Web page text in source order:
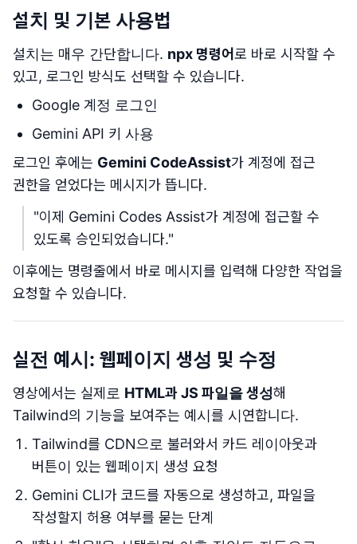
설치 및 기본 사용법
설치는 매우 간단합니다. npx 명령어로 바로 시작할 수
있고, 로그인 방식도 선택할 수 있습니다.
Google 계정 로그인
Gemini API 키 사용
로그인 후에는 Gemini CodeAssist가 계정에 접근
권한을 얻었다는 메시지가 뜹니다.
"이제 Gemini Codes Assist가 계정에 접근할 수
있도록 승인되었습니다."
이후에는 명령줄에서 바로 메시지를 입력해 다양한 작업을
요청할 수 있습니다.
실전 예시: 웹페이지 생성 및 수정
영상에서는 실제로 HTML과 JS 파일을 생성해
Tailwind의 기능을 보여주는 예시를 시연합니다.
Tailwind를 CDN으로 불러와서 카드 레이아웃과
버튼이 있는 웹페이지 생성 요청
Gemini CLI가 코드를 자동으로 생성하고, 파일을
작성할지 허용 여부를 묻는 단계